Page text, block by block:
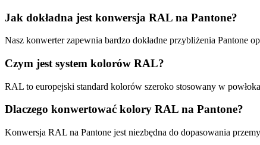
Jak dokładna jest konwersja RAL na Pantone?
Nasz konwerter zapewnia bardzo dokładne przybliżenia Pantone
Czym jest system kolorów RAL?
RAL to europejski standard kolorów szeroko stosowany w
Dlaczego konwertować kolory RAL na Pantone?
Konwersja RAL na Pantone jest niezbędna do dopasowania